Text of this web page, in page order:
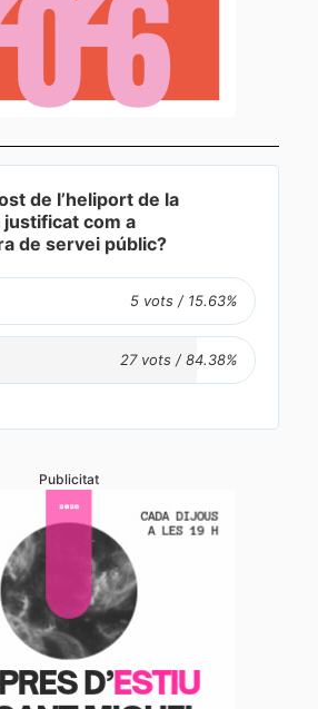
de l’heliport de la
justificat com a
de servei públic?
Publicitat